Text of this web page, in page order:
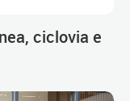
ciclovia e